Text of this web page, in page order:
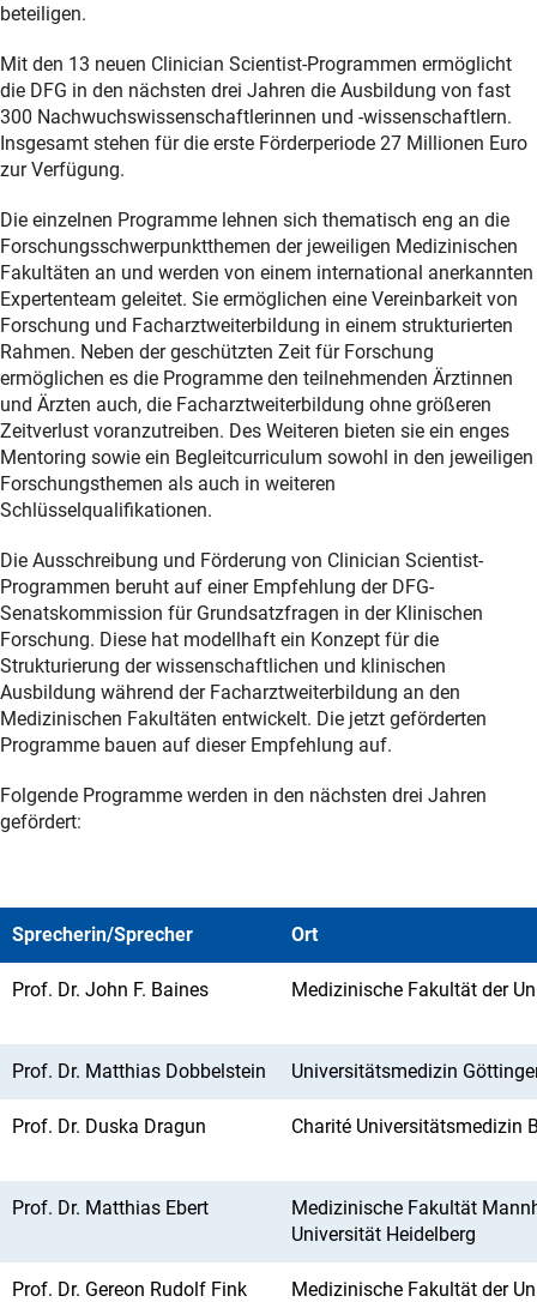
beteiligen.
Mit den 13 neuen Clinician Scientist-Programmen ermöglicht
die DFG in den nächsten drei Jahren die Ausbildung von fast
300 Nachwuchswissenschaftlerinnen und -wissenschaftlern.
Insgesamt stehen für die erste Förderperiode 27 Millionen Euro
zur Verfügung.
Die einzelnen Programme lehnen sich thematisch eng an die
Forschungsschwerpunktthemen der jeweiligen Medizinischen
Fakultäten an und werden von einem international anerkannten
Expertenteam geleitet. Sie ermöglichen eine Vereinbarkeit von
Forschung und Facharztweiterbildung in einem strukturierten
Rahmen. Neben der geschützten Zeit für Forschung
ermöglichen es die Programme den teilnehmenden Ärztinnen
und Ärzten auch, die Facharztweiterbildung ohne größeren
Zeitverlust voranzutreiben. Des Weiteren bieten sie ein enges
Mentoring sowie ein Begleitcurriculum sowohl in den jeweiligen
Forschungsthemen als auch in weiteren
Schlüsselqualifikationen.
Die Ausschreibung und Förderung von Clinician Scientist-
Programmen beruht auf einer Empfehlung der DFG-
Senatskommission für Grundsatzfragen in der Klinischen
Forschung. Diese hat modellhaft ein Konzept für die
Strukturierung der wissenschaftlichen und klinischen
Ausbildung während der Facharztweiterbildung an den
Medizinischen Fakultäten entwickelt. Die jetzt geförderten
Programme bauen auf dieser Empfehlung auf.
Folgende Programme werden in den nächsten drei Jahren
gefördert:
Sprecherin/Sprecher Ort
Prof. Dr. John F. Baines Medizinische Fakultät der
Prof. Dr. Matthias Dobbelstein Universitätsmedizin
Prof. Dr. Duska Dragun Charité Universitätsmedizin
Prof. Dr. Matthias Ebert
Medizinische Fakultät
Universität Heidelberg
Prof. Dr. Gereon Rudolf Fink Medizinische Fakultät der